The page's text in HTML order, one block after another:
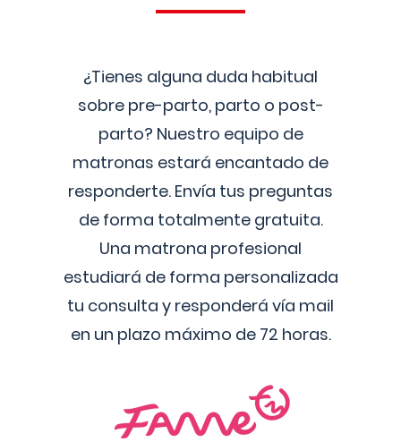
¿Tienes alguna duda habitual
sobre pre-parto, parto o post-
parto? Nuestro equipo de
matronas estará encantado de
responderte. Envía tus preguntas
de forma totalmente gratuita.
Una matrona profesional
estudiará de forma personalizada
tu consulta y responderá vía mail
en un plazo máximo de 72 horas.